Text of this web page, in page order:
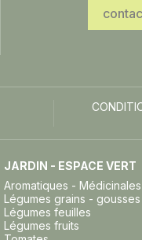
JARDIN - ESPACE VERT
Aromatiques - Médicinales
Légumes grains - gousses
Légumes feuilles
Légumes fruits